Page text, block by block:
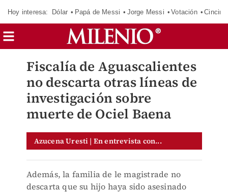
Hoy interesa: Dólar Papá de Messi Jorge Messi Votación
Fiscalía de Aguascalientes
no descarta otras líneas de
investigación sobre
muerte de Ociel Baena
Azucena Uresti | En entrevista con...
Además, la familia de le magistrade no
descarta que su hijo haya sido asesinado